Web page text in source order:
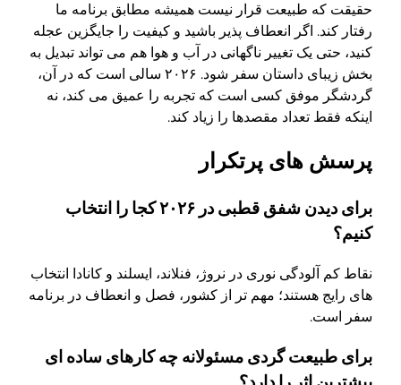
حقیقت که طبیعت قرار نیست همیشه مطابق برنامه ما
رفتار کند. اگر انعطاف پذیر باشید و کیفیت را جایگزین عجله
کنید، حتی یک تغییر ناگهانی در آب و هوا هم می تواند تبدیل به
بخش زیبای داستان سفر شود. ۲۰۲۶ سالی است که در آن،
گردشگر موفق کسی است که تجربه را عمیق می کند، نه
اینکه فقط تعداد مقصدها را زیاد کند.
پرسش های پرتکرار
برای دیدن شفق قطبی در ۲۰۲۶ کجا را انتخاب
کنیم؟
نقاط کم آلودگی نوری در نروژ، فنلاند، ایسلند و کانادا انتخاب
های رایج هستند؛ مهم تر از کشور، فصل و انعطاف در برنامه
سفر است.
برای طبیعت گردی مسئولانه چه کارهای ساده ای